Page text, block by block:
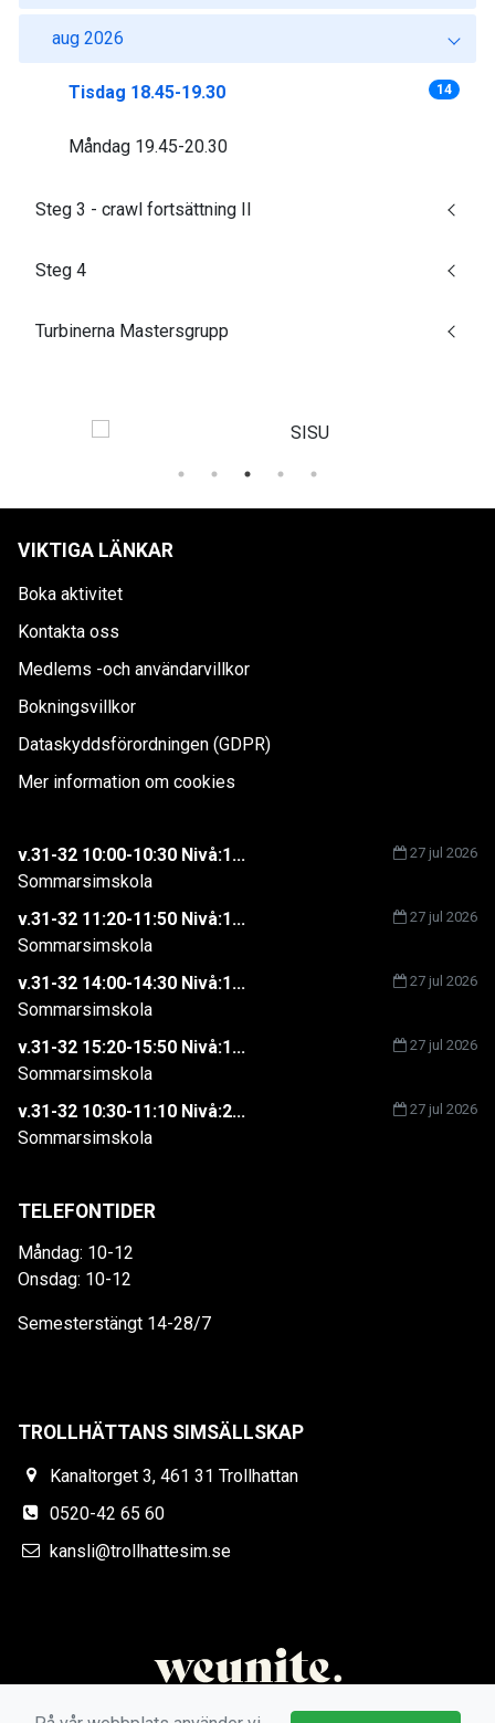
aug 2026
Tisdag 18.45-19.30 14
Måndag 19.45-20.30
Steg 3 - crawl fortsättning II
Steg 4
Turbinerna Mastersgrupp
VIKTIGA LÄNKAR
Boka aktivitet
Kontakta oss
Medlems -och användarvillkor
Bokningsvillkor
Dataskyddsförordningen (GDPR)
Mer information om cookies
v.31-32 10:00-10:30 Nivå:1... 27 jul 2026
Sommarsimskola
v.31-32 11:20-11:50 Nivå:1...
27 jul 2026
Sommarsimskola
v.31-32 14:00-14:30 Nivå:1...
27 jul 2026
Sommarsimskola
v.31-32 15:20-15:50 Nivå:1...
27 jul 2026
Sommarsimskola
v.31-32 10:30-11:10 Nivå:2...
27 jul 2026
Sommarsimskola
TELEFONTIDER
Måndag: 10-12
Onsdag: 10-12
Semesterstängt 14-28/7
TROLLHÄTTANS SIMSÄLLSKAP
Kanaltorget 3, 461 31 Trollhattan
0520-42 65 60
kansli@trollhattesim.se